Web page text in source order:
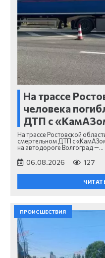
На трассе
человека
ДТП с
На трассе Ростовской
смертельном ДТП с
на автодороге Волгоград —…
06.08.2026 127
ПРОИСШЕСТВИЯ